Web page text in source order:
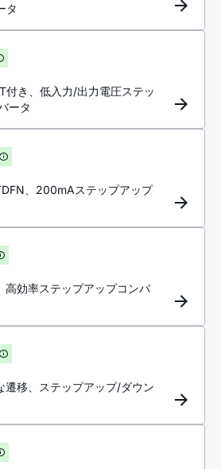
タ
付き、低入力/出力電圧ステッ
ータ
、200mAステップアップ
高効率ステップアップコンバ
遷移、ステップアップ/ダウン